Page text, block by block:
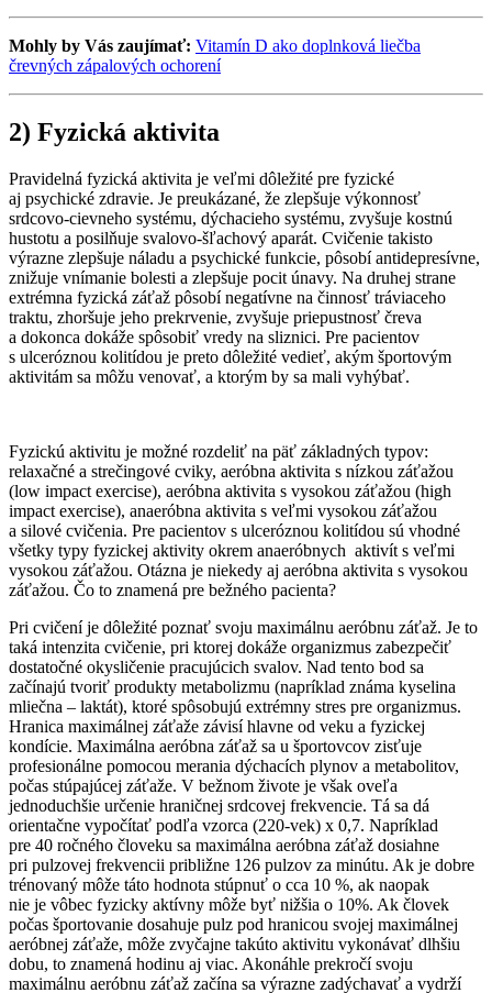
Mohly by Vás zaujímať: Vitamín D ako doplnková liečba
črevných zápalových ochorení
2) Fyzická aktivita
Pravidelná fyzická aktivita je veľmi dôležité pre fyzické
aj psychické zdravie. Je preukázané, že zlepšuje výkonnosť
srdcovo-cievneho systému, dýchacieho systému, zvyšuje kostnú
hustotu a posilňuje svalovo-šľachový aparát. Cvičenie takisto
výrazne zlepšuje náladu a psychické funkcie, pôsobí antidepresívne,
znižuje vnímanie bolesti a zlepšuje pocit únavy. Na druhej strane
extrémna fyzická záťaž pôsobí negatívne na činnosť tráviaceho
traktu, zhoršuje jeho prekrvenie, zvyšuje priepustnosť čreva
a dokonca dokáže spôsobiť vredy na sliznici. Pre pacientov
s ulceróznou kolitídou je preto dôležité vedieť, akým športovým
aktivitám sa môžu venovať, a ktorým by sa mali vyhýbať.
Fyzickú aktivitu je možné rozdeliť na päť základných typov:
relaxačné a strečingové cviky, aeróbna aktivita s nízkou záťažou
(low impact exercise), aeróbna aktivita s vysokou záťažou (high
impact exercise), anaeróbna aktivita s veľmi vysokou záťažou
a silové cvičenia. Pre pacientov s ulceróznou kolitídou sú vhodné
všetky typy fyzickej aktivity okrem anaeróbnych aktivít s veľmi
vysokou záťažou. Otázna je niekedy aj aeróbna aktivita s vysokou
záťažou. Čo to znamená pre bežného pacienta?
Pri cvičení je dôležité poznať svoju maximálnu aeróbnu záťaž. Je to
taká intenzita cvičenie, pri ktorej dokáže organizmus zabezpečiť
dostatočné okysličenie pracujúcich svalov. Nad tento bod sa
začínajú tvoriť produkty metabolizmu (napríklad známa kyselina
mliečna – laktát), ktoré spôsobujú extrémny stres pre organizmus.
Hranica maximálnej záťaže závisí hlavne od veku a fyzickej
kondície. Maximálna aeróbna záťaž sa u športovcov zisťuje
profesionálne pomocou merania dýchacích plynov a metabolitov,
počas stúpajúcej záťaže. V bežnom živote je však oveľa
jednoduchšie určenie hraničnej srdcovej frekvencie. Tá sa dá
orientačne vypočítať podľa vzorca (220-vek) x 0,7. Napríklad
pre 40 ročného človeku sa maximálna aeróbna záťaž dosiahne
pri pulzovej frekvencii približne 126 pulzov za minútu. Ak je dobre
trénovaný môže táto hodnota stúpnuť o cca 10 %, ak naopak
nie je vôbec fyzicky aktívny môže byť nižšia o 10%. Ak človek
počas športovanie dosahuje pulz pod hranicou svojej maximálnej
aeróbnej záťaže, môže zvyčajne takúto aktivitu vykonávať dlhšiu
dobu, to znamená hodinu aj viac. Akonáhle prekročí svoju
maximálnu aeróbnu záťaž začína sa výrazne zadýchavať a vydrží